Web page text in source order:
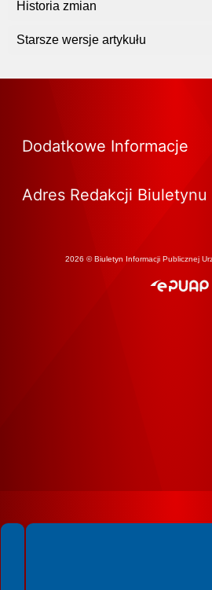
Historia zmian
Starsze wersje artykułu
Dodatkowe Informacje
Adres Redakcji Biuletynu
2026 © Biuletyn Informacji Publicznej
Spełniamy standardy WCAG 2.2
Spełniamy standardy W3C